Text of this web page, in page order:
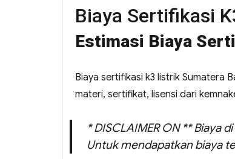
Biaya Sertifikasi
Estimasi Biaya
Biaya sertifikasi k3 listrik Sumatera
materi, sertifikat, lisensi dari
* DISCLAIMER ON ** Biaya
Untuk mendapatkan biaya